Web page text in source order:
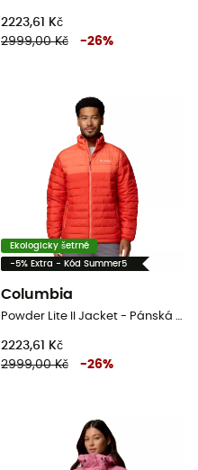
2223,61 Kč
2999,00 Kč
-26%
Ekologicky šetrné
-5% Extra - Kód Summer5
Columbia
Powder Lite II Jacket - Pánská péřova
2223,61 Kč
2999,00 Kč
-26%